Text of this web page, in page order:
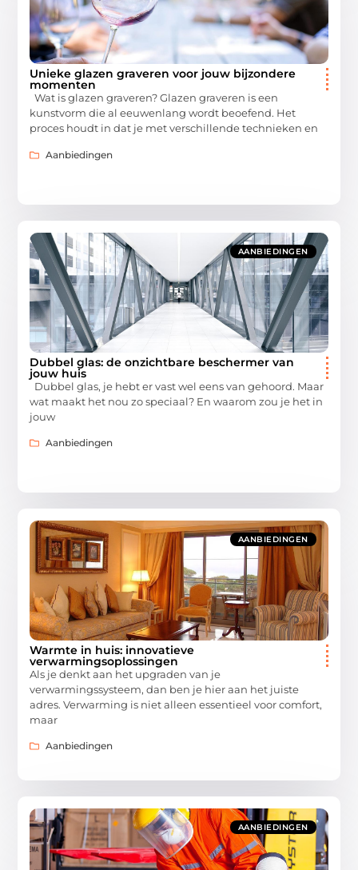
Unieke glazen graveren voor jouw bijzondere
momenten
Wat is glazen graveren? Glazen graveren is een
kunstvorm die al eeuwenlang wordt beoefend. Het
proces houdt in dat je met verschillende technieken en
Aanbiedingen
AANBIEDINGEN
Dubbel glas: de onzichtbare beschermer van
jouw huis
Dubbel glas, je hebt er vast wel eens van gehoord. Maar
wat maakt het nou zo speciaal? En waarom zou je het in
jouw
Aanbiedingen
AANBIEDINGEN
Warmte in huis: innovatieve
verwarmingsoplossingen
Als je denkt aan het upgraden van je
verwarmingssysteem, dan ben je hier aan het juiste
adres. Verwarming is niet alleen essentieel voor comfort,
maar
Aanbiedingen
AANBIEDINGEN